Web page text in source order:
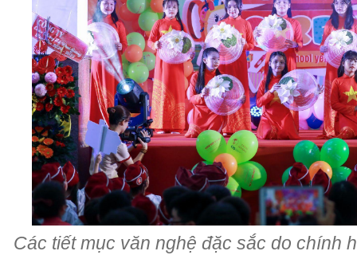
Các tiết mục văn nghệ đặc sắc do chính